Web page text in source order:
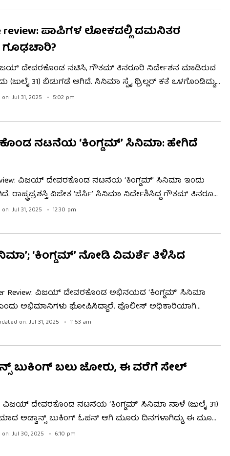
review: ಪಾಪಿಗಳ ಲೋಕದಲ್ಲಿ ದಮನಿತರ
ಗೂಢಚಾರಿ?
ವಿಜಯ್ ದೇವರಕೊಂಡ ನಟಿಸಿ, ಗೌತಮ್ ತಿನರೂರಿ ನಿರ್ದೇಶನ ಮಾಡಿರುವ
(ಜುಲೈ 31) ಬಿಡುಗಡೆ ಆಗಿದೆ. ಸಿನಿಮಾ ಸ್ಪೈ ಥ್ರಿಲ್ಲರ್ ಕತೆ ಒಳಗೊಂಡಿದ್ದು,
ಬೋರ್ಸೆ ನಾಯಕಿ. ಸಿನಿಮಾ ಹೇಗಿದೆ? ಇಲ್ಲಿದೆ ಓದಿ ವಿಮರ್ಶೆ...
Jul 31, 2025 5:02 pm
ನಟನೆಯ ‘ಕಿಂಗ್ಡಮ್’ ಸಿನಿಮಾ: ಹೇಗಿದೆ
review: ವಿಜಯ್ ದೇವರಕೊಂಡ ನಟನೆಯ ‘ಕಿಂಗ್ಡಮ್’ ಸಿನಿಮಾ ಇಂದು
ರಾಷ್ಟ್ರಪ್ರಶಸ್ತಿ ವಿಜೇತ ‘ಜೆರ್ಸಿ’ ಸಿನಿಮಾ ನಿರ್ದೇಶಿಸಿದ್ದ ಗೌತಮ್ ತಿನರೂರಿ
ಭಾರಿ ನಿರೀಕ್ಷೆಗಳನ್ನು ಹುಟ್ಟಿಸಿ ಈ ಸಿನಿಮಾ ಬಿಡುಗಡೆ ಆಗಿದೆ.
Jul 31, 2025 12:30 pm
‘ಕಿಂಗ್ಡಮ್’ ನೋಡಿ ವಿಮರ್ಶೆ ತಿಳಿಸಿದ
Review: ವಿಜಯ್ ದೇವರಕೊಂಡ ಅಭಿನಯದ ‘ಕಿಂಗ್ಡಮ್’ ಸಿನಿಮಾ
ಎಂದು ಅಭಿಮಾನಿಗಳು ಘೋಷಿಸಿದ್ದಾರೆ. ಪೊಲೀಸ್ ಅಧಿಕಾರಿಯಾಗಿ
ಬಲವಾದ ಕಥಾವಸ್ತು, ಮತ್ತು ಆ್ಯಕ್ಷನ್ ದೃಶ್ಯಗಳು ಚಿತ್ರಕ್ಕೆ ಹೆಚ್ಚು
on: Jul 31, 2025 11:53 am
ಬುಕಿಂಗ್ ಬಲು ಜೋರು, ಈ ವರೆಗೆ ಸೇಲ್
ವಿಜಯ್ ದೇವರಕೊಂಡ ನಟನೆಯ ‘ಕಿಂಗ್ಡಮ್’ ಸಿನಿಮಾ ನಾಳೆ (ಜುಲೈ 31)
ಅಡ್ವಾನ್ಸ್ ಬುಕಿಂಗ್ ಓಪನ್ ಆಗಿ ಮೂರು ದಿನಗಳಾಗಿದ್ದು, ಈ ಮೂರು
ಅಡ್ವಾನ್ಸ್ ಬುಕಿಂಗ್ ನಡೆದಿದೆ. ‘ಕಿಂಗ್ಡಮ್’ ಸ್ಪೈ ಥ್ರಿಲ್ಲರ್ ಸಿನಿಮಾ
Jul 30, 2025 6:10 pm